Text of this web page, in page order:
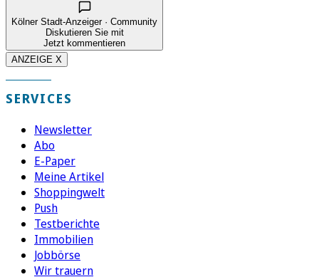
Kölner Stadt-Anzeiger · Community
Diskutieren Sie mit
Jetzt kommentieren
ANZEIGE X
SERVICES
Newsletter
Abo
E-Paper
Meine Artikel
Shoppingwelt
Push
Testberichte
Immobilien
Jobbörse
Wir trauern